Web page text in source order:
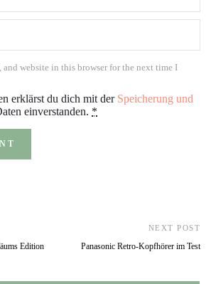
and website in this browser for the next time I
erklärst du dich mit der Speicherung und
einverstanden. *
Edition
NEXT POST
Panasonic Retro-Kopfhörer im Test